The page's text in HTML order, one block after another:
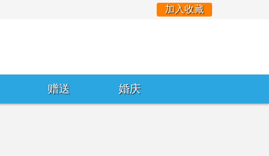
加入收藏
赠送 婚庆